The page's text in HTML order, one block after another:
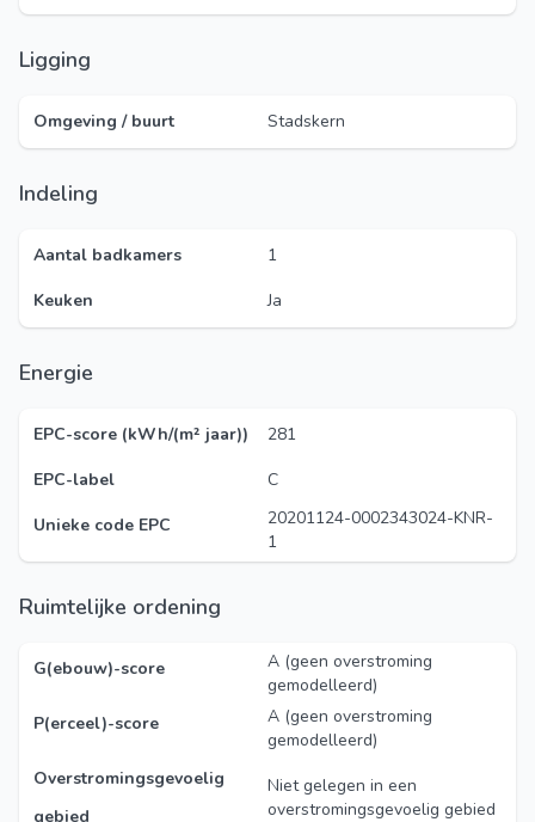
Ligging
Omgeving / buurt Stadskern
Indeling
Aantal badkamers
1
Keuken
Ja
Energie
EPC-score (kWh/(m² jaar))
281
EPC-label
C
Unieke code EPC
20201124-0002343024-KNR-
1
Ruimtelijke ordening
G(ebouw)-score
A (geen overstroming
gemodelleerd)
P(erceel)-score
A (geen overstroming
gemodelleerd)
Overstromingsgevoelig
gebied
Niet gelegen in een
overstromingsgevoelig gebied